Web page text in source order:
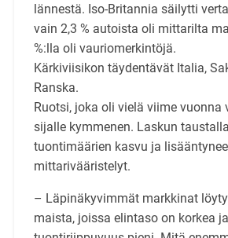
lännestä. Iso-Britannia säilytti
vain 2,3 % autoista oli mittarilta
%:lla oli vauriomerkintöjä.
Kärkiviisikon täydentävät Italia,
Ranska.
Ruotsi, joka oli vielä viime vuonna
sijalle kymmenen. Laskun
tuontimäärien kasvu ja
mittarivääristelyt.
– Läpinäkyvimmät markkinat
maista, joissa elintaso on korkea ja